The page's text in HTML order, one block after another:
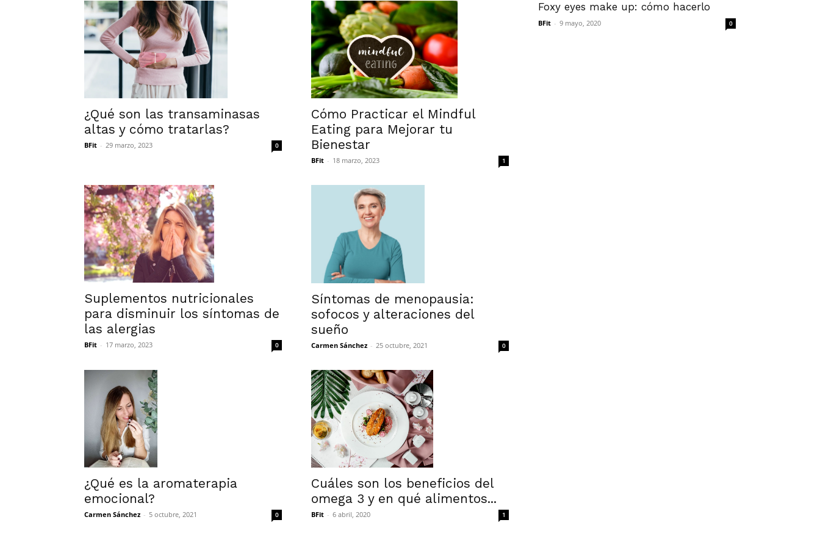
¿Qué son las transaminasas
altas y cómo tratarlas?
BFit - 29 marzo, 2023 0
Cómo Practicar el Mindful
Eating para Mejorar tu
Bienestar
BFit - 18 marzo, 2023 1
Suplementos nutricionales
para disminuir los síntomas de
las alergias
BFit - 17 marzo, 2023 0
Síntomas de menopausia:
sofocos y alteraciones del
sueño
Carmen Sánchez - 25 octubre, 2021 0
¿Qué es la aromaterapia
emocional?
Carmen Sánchez - 5 octubre, 2021 0
Cuáles son los beneficios del
omega 3 y en qué alimentos...
BFit - 6 abril, 2020 1
Foxy eyes make up: cómo hacerlo
BFit - 9 mayo, 2020 0